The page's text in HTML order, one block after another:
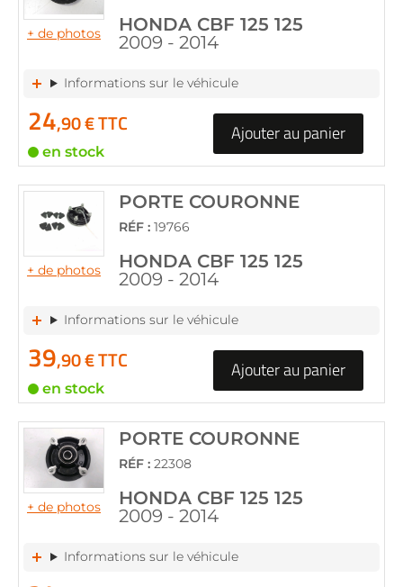
+ de photos
HONDA CBF 125 125
2009 - 2014
Informations sur le véhicule
24,90 € TTC
en stock
Ajouter au panier
+ de photos
PORTE COURONNE
RÉF : 19766
HONDA CBF 125 125
2009 - 2014
Informations sur le véhicule
39,90 € TTC
en stock
Ajouter au panier
+ de photos
PORTE COURONNE
RÉF : 22308
HONDA CBF 125 125
2009 - 2014
Informations sur le véhicule